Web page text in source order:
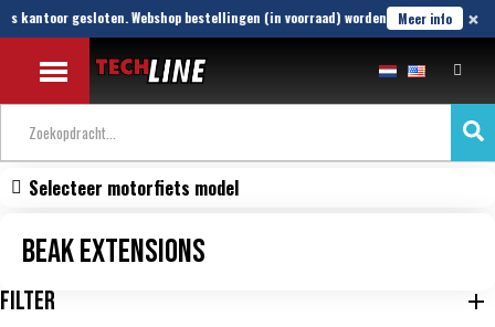
gesloten. Webshop bestellingen (in voorraad) worden t/m 21 Aug
Meer info ×
Selecteer motorfiets model
Beak Extensions
FILTER